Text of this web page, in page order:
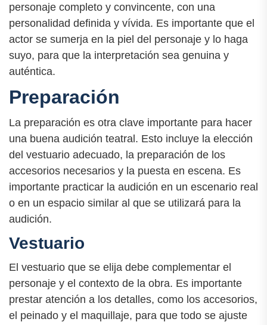
personaje completo y convincente, con una
personalidad definida y vívida. Es importante que el
actor se sumerja en la piel del personaje y lo haga
suyo, para que la interpretación sea genuina y
auténtica.
Preparación
La preparación es otra clave importante para hacer
una buena audición teatral. Esto incluye la elección
del vestuario adecuado, la preparación de los
accesorios necesarios y la puesta en escena. Es
importante practicar la audición en un escenario real
o en un espacio similar al que se utilizará para la
audición.
Vestuario
El vestuario que se elija debe complementar el
personaje y el contexto de la obra. Es importante
prestar atención a los detalles, como los accesorios,
el peinado y el maquillaje, para que todo se ajuste